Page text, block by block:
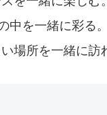
中を一緒に彩る。
場所を一緒に訪